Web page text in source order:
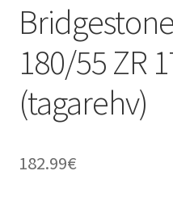
180/55 ZR
(tagarehv)
182.99€